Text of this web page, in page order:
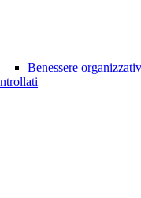
Benessere